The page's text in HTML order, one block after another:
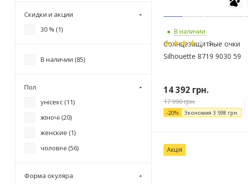
В наличии
3
Солнцезащитные очки
Silhouette 8719 9030 59
14 392 грн.
17 990грн.
-20% Экономия 3 598 грн.
Акція
Скидки и акции
30 % (1)
В наличии (85)
Пол
унісекс (11)
жіночі (20)
женские (1)
чоловічі (56)
Форма окуляра